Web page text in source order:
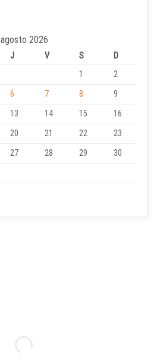
agosto 2026
J V S
D
1
2
6 7 8
9
13 14 15
16
20 21 22
23
27 28 29
30